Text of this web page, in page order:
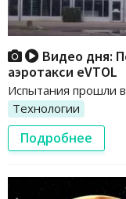
Видео дня:
аэротакси eVTOL
Испытания прошли
Технологии
Подробнее